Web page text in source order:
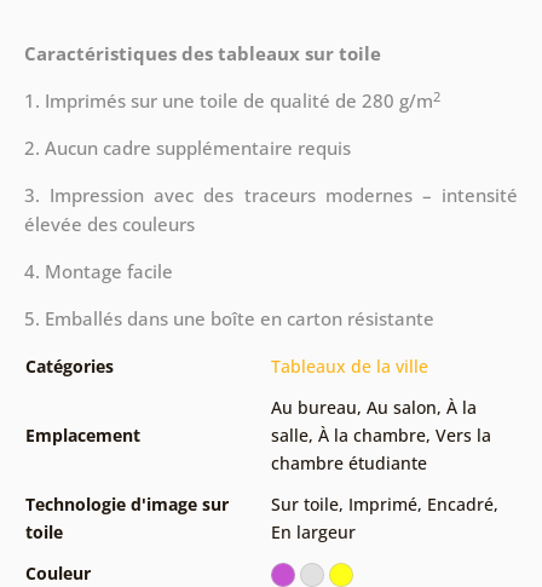
Caractéristiques des tableaux sur toile
1. Imprimés sur une toile de qualité de 280 g/m2
2. Aucun cadre supplémentaire requis
3. Impression avec des traceurs modernes – intensité
élevée des couleurs
4. Montage facile
5. Emballés dans une boîte en carton résistante
Catégories Tableaux de la ville
Emplacement
Au bureau, Au salon, À la
salle, À la chambre, Vers la
chambre étudiante
Technologie d'image sur
toile
Sur toile, Imprimé, Encadré,
En largeur
Couleur